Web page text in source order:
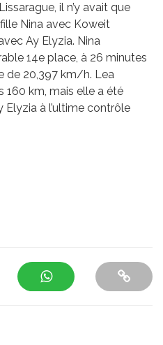
il n’y avait que
Nina avec Koweit
Ay Elyzia. Nina
14e place, à 26 minutes
de 20,397 km/h. Lea
160 km, mais elle a été
à l’ultime contrôle